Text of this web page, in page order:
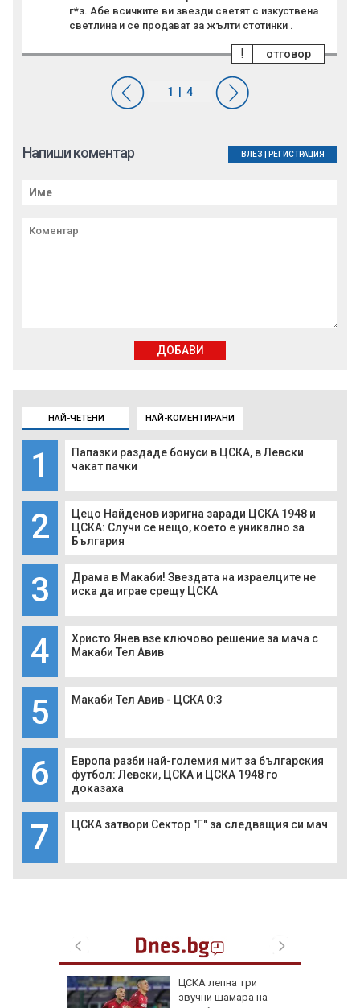
НАЙ-ЧЕТЕНИ НАЙ-КОМЕНТИРАНИ
1
Папазки раздаде бонуси в ЦСКА, в Левски
чакат пачки
2
Цецо Найденов изригна заради ЦСКА 1948 и
ЦСКА: Случи се нещо, което е уникално за
България
3
Драма в Макаби! Звездата на израелците не
иска да играе срещу ЦСКА
4
Христо Янев взе ключово решение за мача с
Макаби Тел Авив
5 Макаби Тел Авив - ЦСКА 0:3
6
Европа разби най-големия мит за българския
футбол: Левски, ЦСКА и ЦСКА 1948 го
доказаха
7 ЦСКА затвори Сектор "Г" за следващия си мач
ЦСКА лепна три
звучни шамара на
г*з. Абе всичките ви звезди светят с изкуствена
светлина и се продават за жълти стотинки .
отговор
!
Напиши коментар ВЛЕЗ РЕГИСТРАЦИЯ
ДОБАВИ